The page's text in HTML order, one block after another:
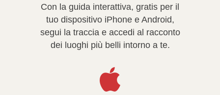
Con la guida interattiva, gratis per il
tuo dispositivo iPhone e Android,
segui la traccia e accedi al racconto
dei luoghi più belli intorno a te.